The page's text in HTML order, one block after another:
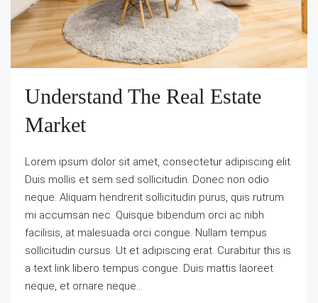
Understand The Real Estate
Market
Lorem ipsum dolor sit amet, consectetur adipiscing elit.
Duis mollis et sem sed sollicitudin. Donec non odio
neque. Aliquam hendrerit sollicitudin purus, quis rutrum
mi accumsan nec. Quisque bibendum orci ac nibh
facilisis, at malesuada orci congue. Nullam tempus
sollicitudin cursus. Ut et adipiscing erat. Curabitur this is
a text link libero tempus congue. Duis mattis laoreet
neque, et ornare neque...